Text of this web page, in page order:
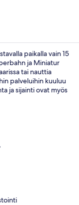
paikalla vain 15
ja Miniatur
tai nauttia
palveluihin kuuluu
ja sijainti ovat myös
S-
U-Bahn-asema 5